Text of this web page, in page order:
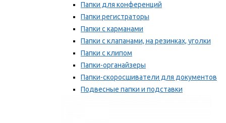
Папки для конференций
Папки регистраторы
Папки с карманами
Папки с клапанами, на резинках, уголки
Папки с клипом
Папки-органайзеры
Папки-скоросшиватели для документов
Подвесные папки и подставки